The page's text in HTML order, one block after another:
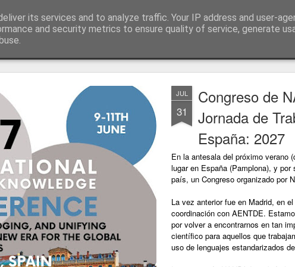
its services and to analyze traffic. Your IP address and user-
and security metrics to ensure quality of service, generate
es la ciencia del cuidado
JUL
31
Congreso de
Jornada de
España: 2027
En la antesala del próximo verano
lugar en España (Pamplona), y
país, un Congreso organizado por
La vez anterior fue en Madrid, en
coordinación con AENTDE.
por volver a encontrarnos en tan
científico para aquellos que
uso de lenguajes estandarizados